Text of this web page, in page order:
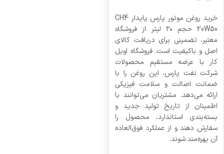
خرید روغن موتور پارس پایدار CH4
20W50 حجم ۲۰ لیتر از فروشگاه
معتبر، تضمینی برای دریافت کالای
اصل و باکیفیت است. فروشگاه اویل
کار با عرضه مستقیم محصولات
شرکت نفت پارس، این روغن را با
ضمانت اصالت و سلامت فیزیکی
ارائه می‌دهد. مشتریان می‌توانند با
اطمینان از تاریخ تولید جدید و
بسته‌بندی استاندارد، محصول را
سفارش دهند و از عملکرد فوق‌العاده
آن بهره‌مند شوند.